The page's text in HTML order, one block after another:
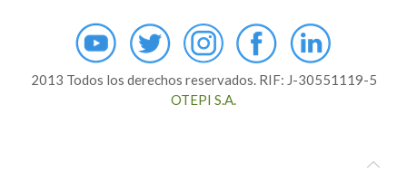
2013 Todos los derechos reservados. RIF: J-30551119-5
OTEPI S.A.